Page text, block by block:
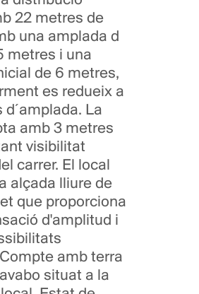
22 metres de
una amplada d
metres i una
de 6 metres,
es redueix a
La
amb 3 metres
visibilitat
carrer. El local
alçada lliure de
que proporciona
d'amplitud i
amb terra
situat a la